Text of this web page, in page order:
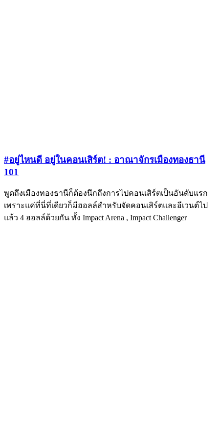
#อยู่ไหนดี อยู่ในคอนเสิร์ต! : อาณาจักรเมืองทองธานี
101
พูดถึงเมืองทองธานีก็ต้องนึกถึงการไปคอนเสิร์ตเป็นอันดับแรก
เพราะแค่ที่นี่ที่เดียวก็มีฮอลล์สำหรับจัดคอนเสิร์ตและอีเวนต์ไป
แล้ว 4 ฮอลล์ด้วยกัน ทั้ง Impact Arena , Impact Challenger